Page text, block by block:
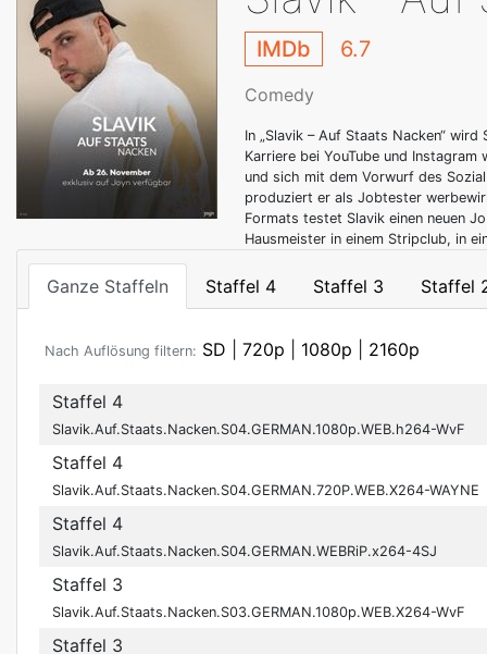
IMDb 6.7
Comedy
In „Slavik – Auf Staats Nacken“
Karriere bei YouTube und
und sich mit dem Vorwurf des
produziert er als Jobtester
Formats testet Slavik einen neuen
Hausmeister in einem Stripclub, in
Ganze Staffeln Staffel 4 Staffel 3 Staffel
Nach Auflösung filtern: SD 720p 1080p 2160p
Staffel 4
Slavik.Auf.Staats.Nacken.S04.GERMAN.1080p.WEB.h264-WvF
Staffel 4
Slavik.Auf.Staats.Nacken.S04.GERMAN.720P.WEB.X264-WAYNE
Staffel 4
Slavik.Auf.Staats.Nacken.S04.GERMAN.WEBRiP.x264-4SJ
Staffel 3
Slavik.Auf.Staats.Nacken.S03.GERMAN.1080p.WEB.X264-WvF
Staffel 3